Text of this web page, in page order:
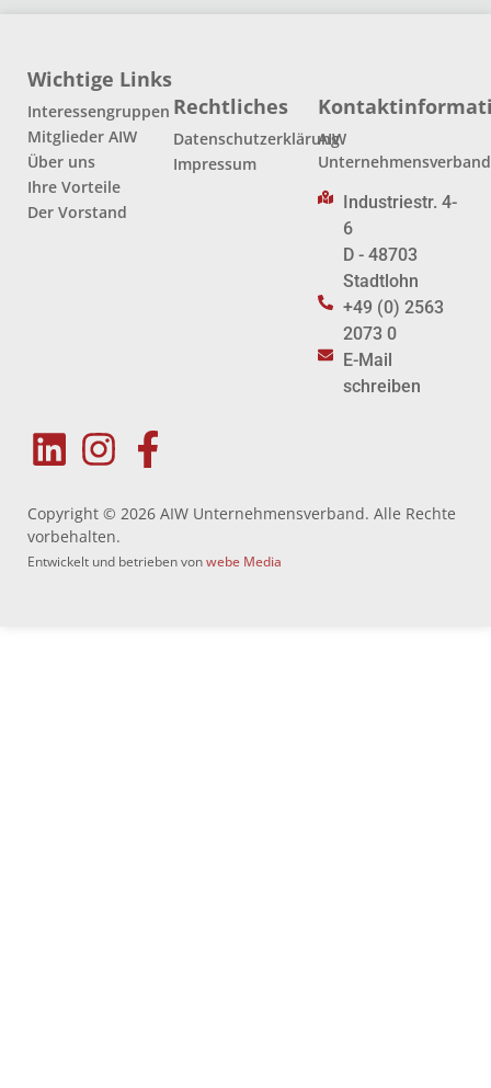
Wichtige Links
Interessengruppen
Mitglieder AIW
Über uns
Ihre Vorteile
Der Vorstand
Rechtliches
Datenschutzerklärung
Impressum
AIW
Unternehmensverband
Industriestr. 4-
6
D - 48703
Stadtlohn
+49 (0) 2563
2073 0
E-Mail
schreiben
Copyright © 2026 AIW Unternehmensverband. Alle Rechte
vorbehalten.
Entwickelt und betrieben vonwebe Media